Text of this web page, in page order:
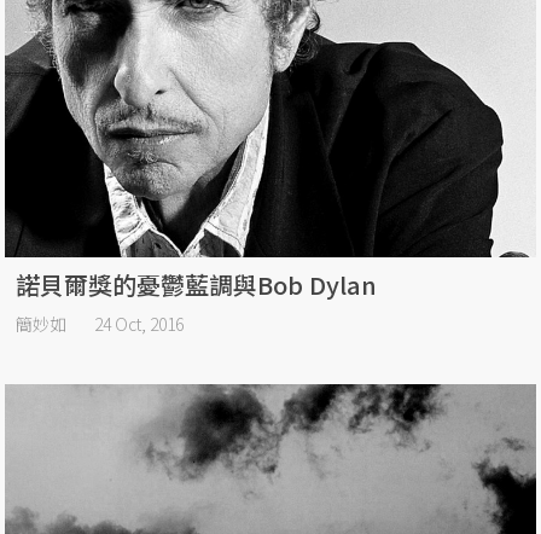
諾貝爾獎的憂鬱藍調與Bob Dylan
簡妙如 24 Oct, 2016